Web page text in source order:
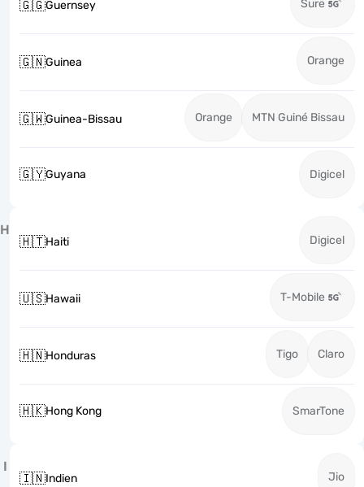
🇬🇬Guernsey Sure
🇬🇳Guinea Orange
🇬🇼Guinea-Bissau Orange MTN Guiné Bissau
🇬🇾Guyana Digicel
H
🇭🇹Haiti Digicel
🇺🇸Hawaii T-Mobile
🇭🇳Honduras Tigo Claro
🇭🇰Hong Kong SmarTone
I
🇮🇳Indien Jio